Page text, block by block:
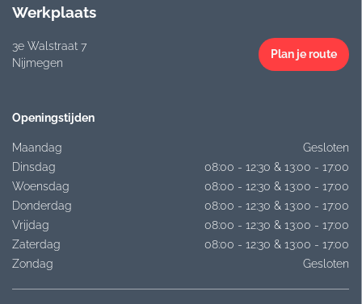
Werkplaats
3e Walstraat 7
Nijmegen
Plan je route
Openingstijden
Maandag
Gesloten
Dinsdag
08:00 - 12:30 & 13:00 - 17:00
Woensdag
08:00 - 12:30 & 13:00 - 17:00
Donderdag
08:00 - 12:30 & 13:00 - 17:00
Vrijdag
08:00 - 12:30 & 13:00 - 17:00
Zaterdag
08:00 - 12:30 & 13:00 - 17:00
Zondag
Gesloten